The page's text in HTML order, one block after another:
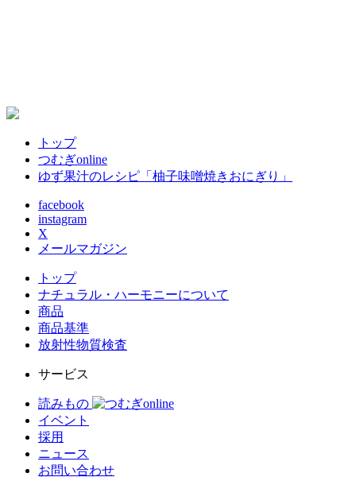
トップ
つむぎonline
ゆず果汁のレシピ「柚子味噌焼きおにぎり」
facebook
instagram
X
メールマガジン
トップ
ナチュラル・ハーモニーについて
商品
商品基準
放射性物質検査
サービス
読みもの
イベント
採用
ニュース
お問い合わせ